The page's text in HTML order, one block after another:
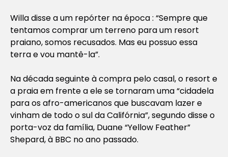
Willa disse a um repórter na época : “Sempre que
tentamos comprar um terreno para um resort
praiano, somos recusados. Mas eu possuo essa
terra e vou mantê-la”.
Na década seguinte à compra pelo casal, o resort e
a praia em frente a ele se tornaram uma “cidadela
para os afro-americanos que buscavam lazer e
vinham de todo o sul da Califórnia”, segundo disse o
porta-voz da família, Duane “Yellow Feather”
Shepard, à BBC no ano passado.